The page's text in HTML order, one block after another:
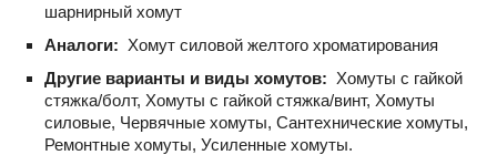
шарнирный хомут
Аналоги: Хомут силовой желтого хроматирования
Другие варианты и виды хомутов: Хомуты с гайкой
стяжка/болт, Хомуты с гайкой стяжка/винт, Хомуты
силовые, Червячные хомуты, Сантехнические хомуты,
Ремонтные хомуты, Усиленные хомуты.